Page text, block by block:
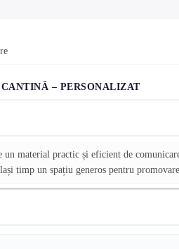
– PERSONALIZAT
un material practic și eficient de
timp un spațiu generos pentru